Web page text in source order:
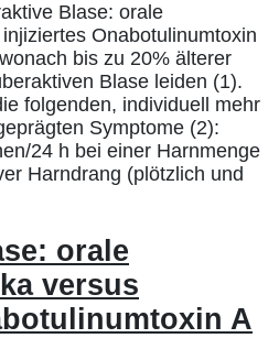
Blase: orale
Onabotulinumtoxin
bis zu 20% älterer
Blase leiden (1).
folgenden, individuell mehr
Symptome (2):
24 h bei einer Harnmenge
Harndrang (plötzlich und
orale
versus
A